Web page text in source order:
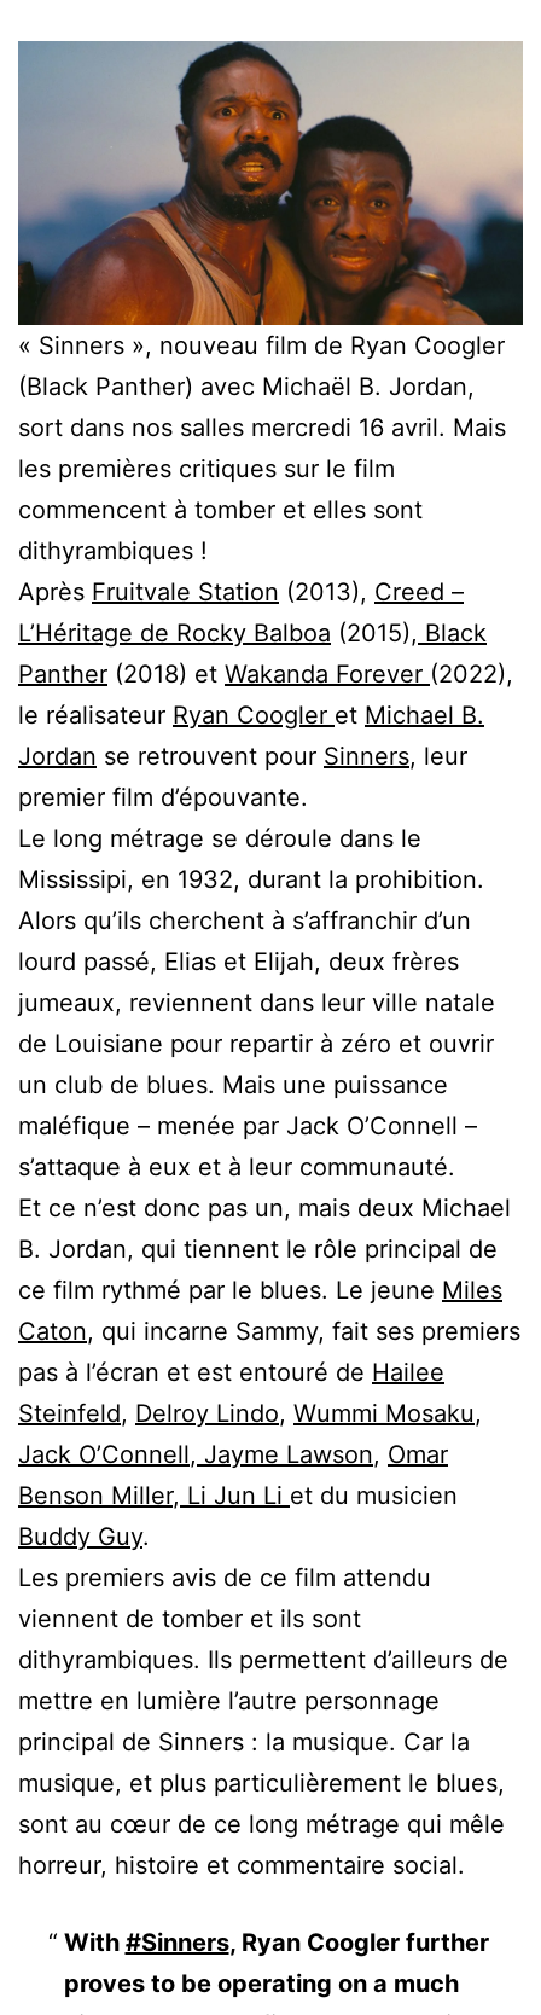
« Sinners », nouveau film de Ryan Coogler
(Black Panther) avec Michaël B. Jordan,
sort dans nos salles mercredi 16 avril. Mais
les premières critiques sur le film
commencent à tomber et elles sont
dithyrambiques !
Après Fruitvale Station (2013), Creed –
L’Héritage de Rocky Balboa (2015), Black
Panther (2018) et Wakanda Forever (2022),
le réalisateur Ryan Coogler et Michael B.
Jordan se retrouvent pour Sinners, leur
premier film d’épouvante.
Le long métrage se déroule dans le
Mississipi, en 1932, durant la prohibition.
Alors qu’ils cherchent à s’affranchir d’un
lourd passé, Elias et Elijah, deux frères
jumeaux, reviennent dans leur ville natale
de Louisiane pour repartir à zéro et ouvrir
un club de blues. Mais une puissance
maléfique – menée par Jack O’Connell –
s’attaque à eux et à leur communauté.
Et ce n’est donc pas un, mais deux Michael
B. Jordan, qui tiennent le rôle principal de
ce film rythmé par le blues. Le jeune Miles
Caton, qui incarne Sammy, fait ses premiers
pas à l’écran et est entouré de Hailee
Steinfeld, Delroy Lindo, Wummi Mosaku,
Jack O’Connell, Jayme Lawson, Omar
Benson Miller, Li Jun Li et du musicien
Buddy Guy.
Les premiers avis de ce film attendu
viennent de tomber et ils sont
dithyrambiques. Ils permettent d’ailleurs de
mettre en lumière l’autre personnage
principal de Sinners : la musique. Car la
musique, et plus particulièrement le blues,
sont au cœur de ce long métrage qui mêle
horreur, histoire et commentaire social.
With #Sinners, Ryan Coogler further
proves to be operating on a much